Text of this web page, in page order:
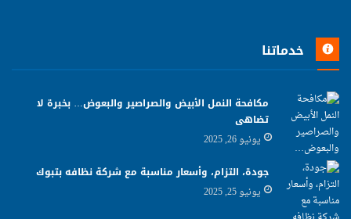
خدماتنا
مكافحة النمل الأبيض والصراصير والبعوض… بخبرة لا
تضاهى
يونيو 26, 2025
جودة، التزام، وأسعار مناسبة مع شركة نظافه بتبوك
يونيو 25, 2025